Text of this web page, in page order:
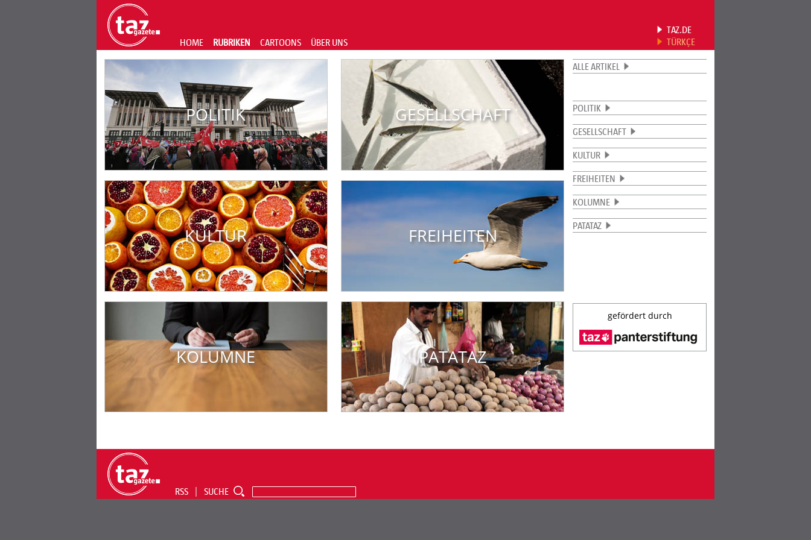
HOME RUBRIKEN CARTOONS ÜBER UNS
TAZ.DE
TÜRKÇE
ALLE ARTIKEL
POLITIK
GESELLSCHAFT
KULTUR
FREIHEITEN
KOLUMNE
PATATAZ
gefördert durch
POLITIK GESELLSCHAFT
KULTUR FREIHEITEN
KOLUMNE PATATAZ
RSS SUCHE